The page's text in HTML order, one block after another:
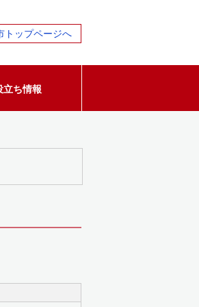
トップページへ
立ち情報